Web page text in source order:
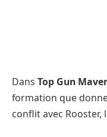
Dans Top Gun
formation que
conflit avec Rooster,